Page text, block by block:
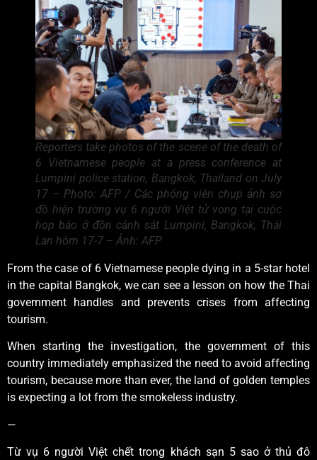
Reporters take photos of the scene of the death of
6 Vietnamese people at a press conference at
Lumpini police station, Bangkok, Thailand on July
17 – Photo: AFP / Các phóng viên chụp ảnh sơ
đồ hiện trường vụ 6 người Việt tử vong tại cuộc
họp báo ở đồn cảnh sát Lumpini, Bangkok, Thái
Lan hôm 17-7 – Ảnh: AFP
From the case of 6 Vietnamese people dying in a 5-star hotel
in the capital Bangkok, we can see a lesson on how the Thai
government handles and prevents crises from affecting
tourism.
When starting the investigation, the government of this
country immediately emphasized the need to avoid affecting
tourism, because more than ever, the land of golden temples
is expecting a lot from the smokeless industry.
—
Từ vụ 6 người Việt chết trong khách sạn 5 sao ở thủ đô